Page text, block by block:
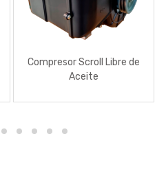
Compresor Scroll Libre de
Aceite